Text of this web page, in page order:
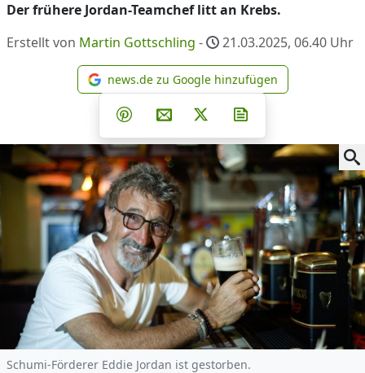
Der frühere Jordan-Teamchef litt an Krebs.
Erstellt von Martin Gottschling - 21.03.2025, 06.40 Uhr
news.de zu Google
news.de zu Google hinzufügen
Teilen auf Facebook
Teilen auf Whatsapp
Teilen auf Telegram
Teilen auf Pinterest
Per E-Mail teilen
Post auf X
Schumi-Förderer Eddie Jordan ist gestorben.